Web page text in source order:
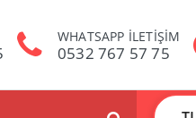
WHATSAPP İLETİŞİM
0532 767 57 75